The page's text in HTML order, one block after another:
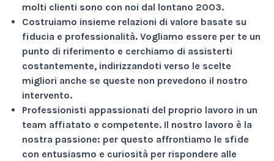
molti clienti sono con noi dal lontano 2003.
Costruiamo insieme relazioni di valore basate su
fiducia e professionalità. Vogliamo essere per te un
punto di riferimento e cerchiamo di assisterti
costantemente, indirizzandoti verso le scelte
migliori anche se queste non prevedono il nostro
intervento.
Professionisti appassionati del proprio lavoro in un
team affiatato e competente. Il nostro lavoro è la
nostra passione: per questo affrontiamo le sfide
con entusiasmo e curiosità per rispondere alle